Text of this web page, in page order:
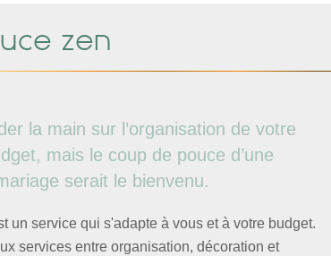
zen
la main sur l’organisation de votre
mais le coup de pouce d’une
serait le bienvenu.
un service qui s'adapte à vous et à votre budget.
services entre organisation, décoration et